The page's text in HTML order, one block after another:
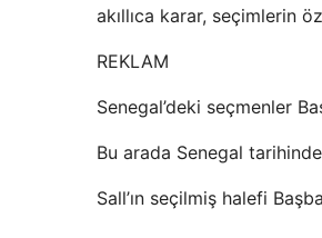
akıllıca karar, seçimlerin
REKLAM
Senegal’deki seçmenler
Bu arada Senegal
Sall’ın seçilmiş halefi